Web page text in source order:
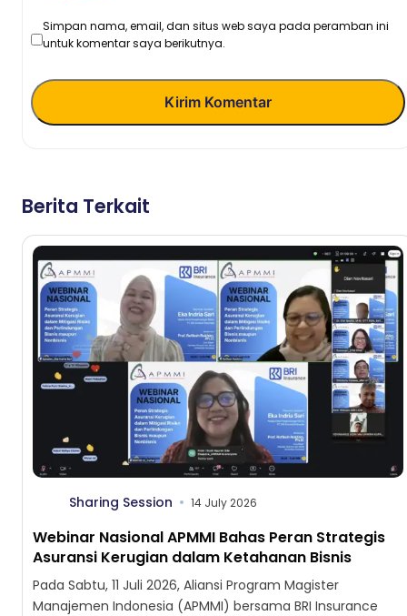
Simpan nama, email, dan situs web saya pada peramban ini
untuk komentar saya berikutnya.
Kirim Komentar
Berita Terkait
Sharing Session 14 July 2026
Webinar Nasional APMMI Bahas Peran Strategis
Asuransi Kerugian dalam Ketahanan Bisnis
Pada Sabtu, 11 Juli 2026, Aliansi Program Magister
Manajemen Indonesia (APMMI) bersama BRI Insurance